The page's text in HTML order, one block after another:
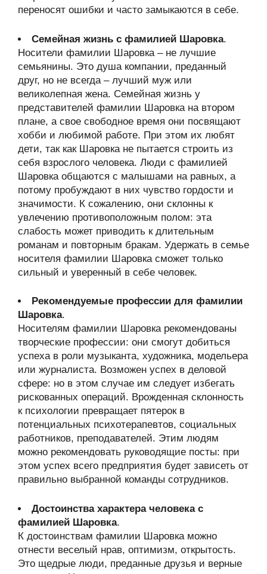
переносят ошибки и часто замыкаются в себе.
Семейная жизнь с фамилией Шаровка.
Носители фамилии Шаровка – не лучшие
семьянины. Это душа компании, преданный
друг, но не всегда – лучший муж или
великолепная жена. Семейная жизнь у
представителей фамилии Шаровка на втором
плане, а свое свободное время они посвящают
хобби и любимой работе. При этом их любят
дети, так как Шаровка не пытается строить из
себя взрослого человека. Люди с фамилией
Шаровка общаются с малышами на равных, а
потому пробуждают в них чувство гордости и
значимости. К сожалению, они склонны к
увлечению противоположным полом: эта
слабость может приводить к длительным
романам и повторным бракам. Удержать в семье
носителя фамилии Шаровка сможет только
сильный и уверенный в себе человек.
Рекомендуемые профессии для фамилии
Шаровка.
Носителям фамилии Шаровка рекомендованы
творческие профессии: они смогут добиться
успеха в роли музыканта, художника, модельера
или журналиста. Возможен успех в деловой
сфере: но в этом случае им следует избегать
рискованных операций. Врожденная склонность
к психологии превращает пятерок в
потенциальных психотерапевтов, социальных
работников, преподавателей. Этим людям
можно рекомендовать руководящие посты: при
этом успех всего предприятия будет зависеть от
правильно выбранной команды сотрудников.
Достоинства характера человека с
фамилией Шаровка.
К достоинствам фамилии Шаровка можно
отнести веселый нрав, оптимизм, открытость.
Это щедрые люди, преданные друзья и верные